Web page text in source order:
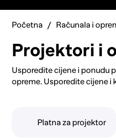
Početna Računala i
Projektori i
Usporedite cijene i ponudu
opreme. Usporedite cijene
projekcije, te rezolucije od
Platna za projektor